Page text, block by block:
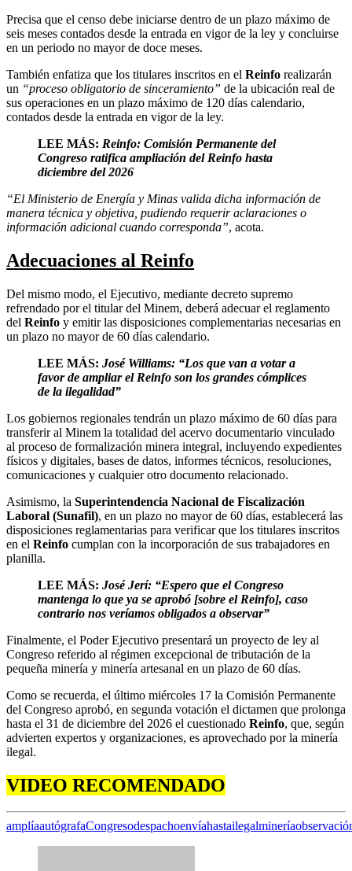
Precisa que el censo debe iniciarse dentro de un plazo máximo de
seis meses contados desde la entrada en vigor de la ley y concluirse
en un periodo no mayor de doce meses.
También enfatiza que los titulares inscritos en el Reinfo realizarán
un “proceso obligatorio de sinceramiento” de la ubicación real de
sus operaciones en un plazo máximo de 120 días calendario,
contados desde la entrada en vigor de la ley.
LEE MÁS: Reinfo: Comisión Permanente del
Congreso ratifica ampliación del Reinfo hasta
diciembre del 2026
“El Ministerio de Energía y Minas valida dicha información de
manera técnica y objetiva, pudiendo requerir aclaraciones o
información adicional cuando corresponda”, acota.
Adecuaciones al Reinfo
Del mismo modo, el Ejecutivo, mediante decreto supremo
refrendado por el titular del Minem, deberá adecuar el reglamento
del Reinfo y emitir las disposiciones complementarias necesarias en
un plazo no mayor de 60 días calendario.
LEE MÁS: José Williams: “Los que van a votar a
favor de ampliar el Reinfo son los grandes cómplices
de la ilegalidad”
Los gobiernos regionales tendrán un plazo máximo de 60 días para
transferir al Minem la totalidad del acervo documentario vinculado
al proceso de formalización minera integral, incluyendo expedientes
físicos y digitales, bases de datos, informes técnicos, resoluciones,
comunicaciones y cualquier otro documento relacionado.
Asimismo, la Superintendencia Nacional de Fiscalización
Laboral (Sunafil), en un plazo no mayor de 60 días, establecerá las
disposiciones reglamentarias para verificar que los titulares inscritos
en el Reinfo cumplan con la incorporación de sus trabajadores en
planilla.
LEE MÁS: José Jerí: “Espero que el Congreso
mantenga lo que ya se aprobó [sobre el Reinfo], caso
contrario nos veríamos obligados a observar”
Finalmente, el Poder Ejecutivo presentará un proyecto de ley al
Congreso referido al régimen excepcional de tributación de la
pequeña minería y minería artesanal en un plazo de 60 días.
Como se recuerda, el último miércoles 17 la Comisión Permanente
del Congreso aprobó, en segunda votación el dictamen que prolonga
hasta el 31 de diciembre del 2026 el cuestionado Reinfo, que, según
advierten expertos y organizaciones, es aprovechado por la minería
ilegal.
VIDEO RECOMENDADO
amplíaautógrafaCongresodespachoenvíahastailegalminería